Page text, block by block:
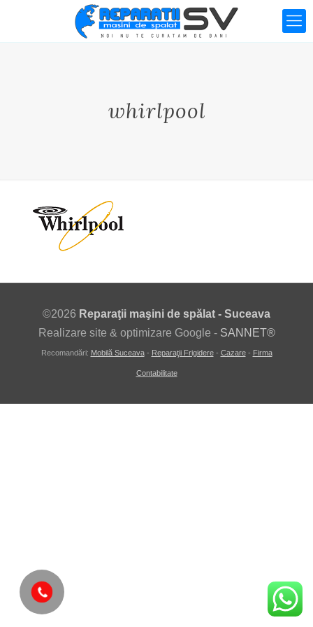
whirlpool
©2026 Reparaţii maşini de spălat - Suceava
Realizare site & optimizare Google - SANNET®
Recomandări: Mobilă Suceava- Reparaţii Frigidere- Cazare- Firma
Contabilitate